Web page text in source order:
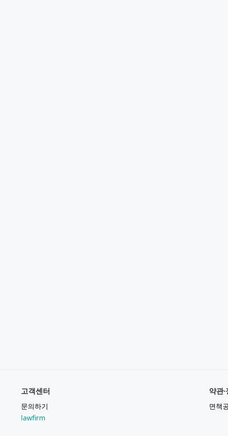
고객센터
문의하기
lawfirm
약관
면책